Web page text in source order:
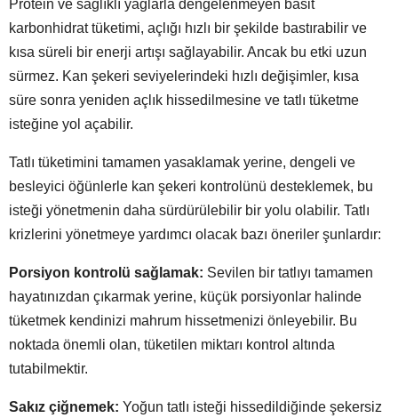
Protein ve sağlıklı yağlarla dengelenmeyen basit
karbonhidrat tüketimi, açlığı hızlı bir şekilde bastırabilir ve
kısa süreli bir enerji artışı sağlayabilir. Ancak bu etki uzun
sürmez. Kan şekeri seviyelerindeki hızlı değişimler, kısa
süre sonra yeniden açlık hissedilmesine ve tatlı tüketme
isteğine yol açabilir.
Tatlı tüketimini tamamen yasaklamak yerine, dengeli ve
besleyici öğünlerle kan şekeri kontrolünü desteklemek, bu
isteği yönetmenin daha sürdürülebilir bir yolu olabilir. Tatlı
krizlerini yönetmeye yardımcı olacak bazı öneriler şunlardır:
Porsiyon kontrolü sağlamak: Sevilen bir tatlıyı tamamen
hayatınızdan çıkarmak yerine, küçük porsiyonlar halinde
tüketmek kendinizi mahrum hissetmenizi önleyebilir. Bu
noktada önemli olan, tüketilen miktarı kontrol altında
tutabilmektir.
Sakız çiğnemek: Yoğun tatlı isteği hissedildiğinde şekersiz